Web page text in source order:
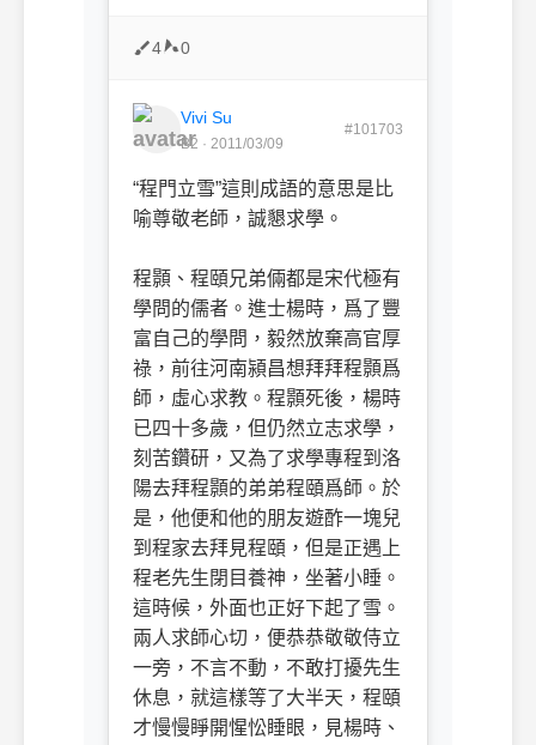
4 0
Vivi Su
B2 · 2011/03/09
#101703
“程門立雪”這則成語的意思是比
喻尊敬老師，誠懇求學。
程顥、程頤兄弟倆都是宋代極有
學問的儒者。進士楊時，爲了豐
富自己的學問，毅然放棄高官厚
祿，前往河南潁昌想拜拜程顥爲
師，虛心求教。程顥死後，楊時
已四十多歲，但仍然立志求學，
刻苦鑽研，又為了求學專程到洛
陽去拜程顥的弟弟程頤爲師。於
是，他便和他的朋友遊酢一塊兒
到程家去拜見程頤，但是正遇上
程老先生閉目養神，坐著小睡。
這時候，外面也正好下起了雪。
兩人求師心切，便恭恭敬敬侍立
一旁，不言不動，不敢打擾先生
休息，就這樣等了大半天，程頤
才慢慢睜開惺忪睡眼，見楊時、